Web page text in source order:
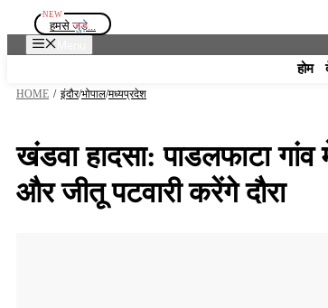
हमसे जुड़े...
होम
HOME / इंदौर/भोपाल/मध्यप्रदेश
खंडवा हादसा: पाडलफाटा
और जीतू पटवारी करेंगे दौरा